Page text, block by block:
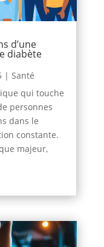
d’une
diabète
| Santé
qui touche
personnes
dans le
constante.
majeur,